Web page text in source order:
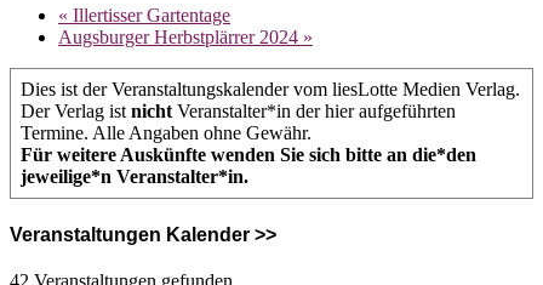
« Illertisser Gartentage
Augsburger Herbstplärrer 2024 »
Dies ist der Veranstaltungskalender vom liesLotte Medien Verlag.
Der Verlag ist nicht Veranstalter*in der hier aufgeführten
Termine. Alle Angaben ohne Gewähr.
Für weitere Auskünfte wenden Sie sich bitte an die*den
jeweilige*n Veranstalter*in.
Veranstaltungen Kalender >>
42 Veranstaltungen gefunden.